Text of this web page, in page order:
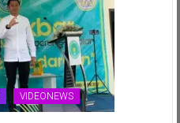
VIDEONEWS